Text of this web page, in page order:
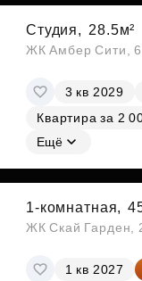
Студия, 28.5м²
ЖК Амбер Сити, 6
3 кв 2029
Квартира за 2
Ещё
1-комнатная,
ЖК Скай Гарден,
1 кв 2027